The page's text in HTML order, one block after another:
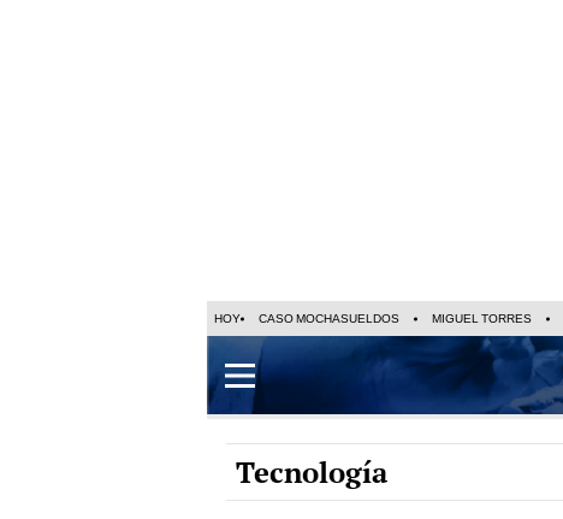
HOY CASO MOCHASUELDOS MIGUEL TORRES
Tecnología